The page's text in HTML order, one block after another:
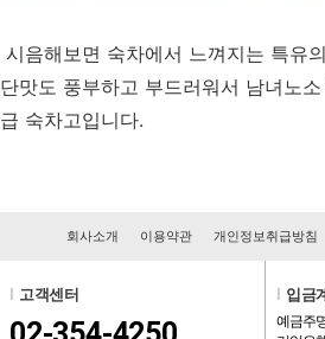
시음해보면 숙차에서 느껴지는 특유
단맛도 풍부하고 부드러워서 남녀노
급 숙차고입니다.
회사소개 이용약관 개인정보취급방침
고객센터 입금
예금주